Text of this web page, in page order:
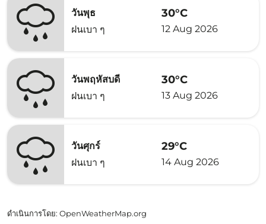
วันพุธ
ฝนเบา ๆ
30°C
12 Aug 2026
วันพฤหัสบดี
ฝนเบา ๆ
30°C
13 Aug 2026
วันศุกร์
ฝนเบา ๆ
29°C
14 Aug 2026
ดำเนินการโดย: OpenWeatherMap.org